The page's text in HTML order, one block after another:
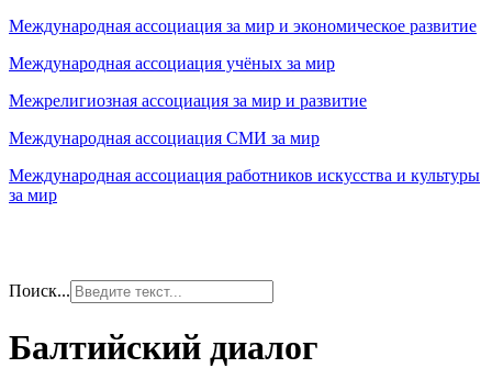
Международная ассоциация за мир и экономическое развитие
Международная ассоциация учёных за мир
Межрелигиозная ассоциация за мир и развитие
Международная ассоциация СМИ за мир
Международная ассоциация работников искусства и культуры
за мир
Поиск...
Балтийский диалог